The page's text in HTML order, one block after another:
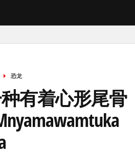
恐龙
有着心形尾骨